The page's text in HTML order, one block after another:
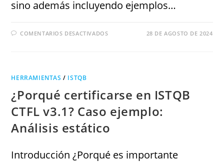
sino además incluyendo ejemplos…
COMENTARIOS DESACTIVADOS 28 DE AGOSTO DE 2024
HERRAMIENTAS / ISTQB
¿Porqué certificarse en ISTQB
CTFL v3.1? Caso ejemplo:
Análisis estático
Introducción ¿Porqué es importante